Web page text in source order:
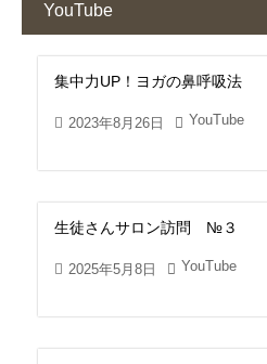
YouTube
集中力UP！ヨガの鼻呼吸法
2023年8月26日 YouTube
生徒さんサロン訪問 №３
2025年5月8日 YouTube